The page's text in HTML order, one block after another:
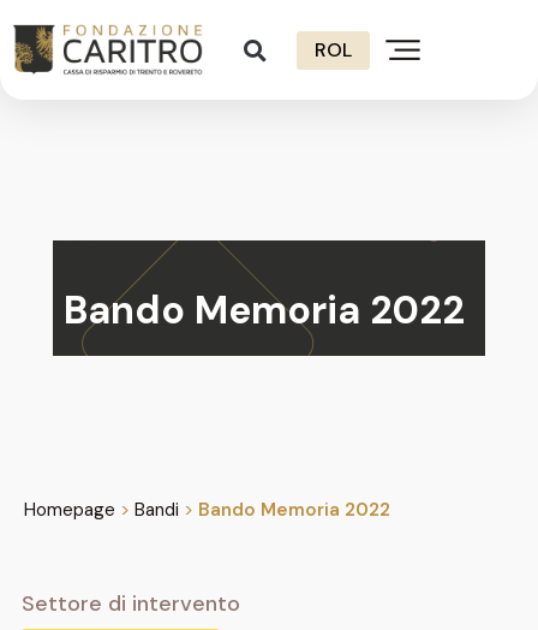
ROL
Bando Memoria 2022
Homepage > Bandi > Bando Memoria 2022
Settore di intervento